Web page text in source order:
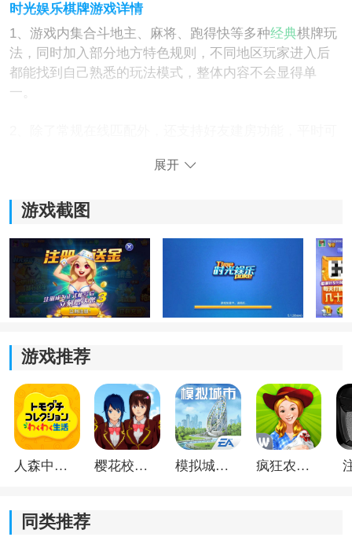
时光娱乐棋牌游戏详情
1、游戏内集合斗地主、麻将、跑得快等多种经典棋牌玩
法，同时加入部分地方特色规则，不同地区玩家进入后
都能找到自己熟悉的玩法模式，整体内容不会显得单
一。
3、平台加入了每日任务、签到奖励以及活跃玩法内容，
日常完成对应挑战后即可领取金币与道具，新玩家前期
体验也不会太吃力。
4、整体界面设计比较简洁，功能分类清晰，进入游戏后
基本不需要复杂操作，新手熟悉几分钟后就能直接开始
时光娱乐棋牌游戏优势
1、支持斗地主、麻将、跑得快等多种热门棋牌内容自由
切换，不同玩法之间节奏差异明显，平时娱乐时能够根
据心情自由选择。
2、游戏内置实时语音互动功能，和朋友组局时交流更加
展开
游戏截图
游戏推荐
人森中文版 樱花校园模拟器1.048.00中文版 模拟城市我是巿长联机版 疯狂农场3美国派19
同类推荐